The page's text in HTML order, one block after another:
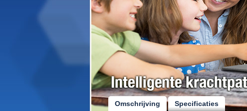
Omschrijving Specificaties